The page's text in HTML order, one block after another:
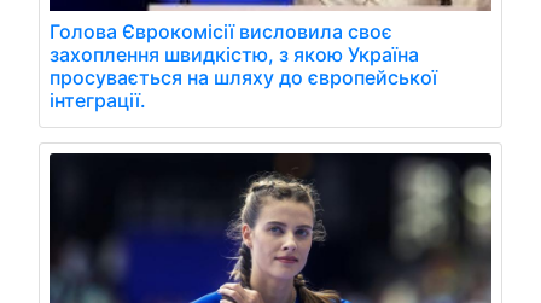
Голова Єврокомісії висловила своє
захоплення швидкістю, з якою Україна
просувається на шляху до європейської
інтеграції.